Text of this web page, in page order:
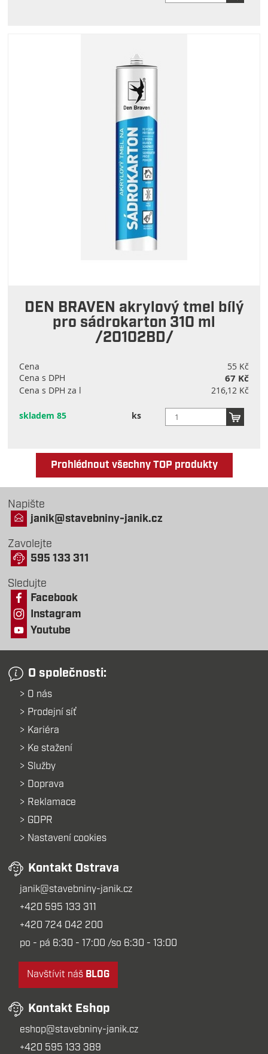
DEN BRAVEN akrylový tmel bílý
pro sádrokarton 310 ml
/20102BD/
Cena
55 Kč
Cena s DPH
67 Kč
Cena s DPH za l 216,12 Kč
skladem 85 ks
Prohlédnout všechny TOP produkty
Napište
janik@stavebniny-janik.cz
Zavolejte
595 133 311
Sledujte
Facebook
Instagram
Youtube
O společnosti:
O nás
Prodejní síť
Kariéra
Ke stažení
Služby
Doprava
Reklamace
GDPR
Nastavení cookies
Kontakt Ostrava
janik@stavebniny-janik.cz
+420 595 133 311
+420 724 042 200
po - pá 6:30 - 17:00 /so 6:30 - 13:00
Navštívit náš BLOG
Kontakt Eshop
eshop@stavebniny-janik.cz
+420 595 133 389